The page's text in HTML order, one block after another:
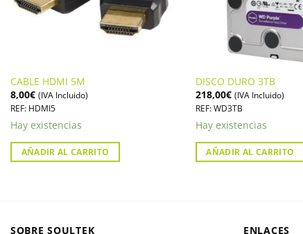
CABLE HDMI 5M
8,00€ (IVA Incluido)
REF: HDMI5
Hay existencias
AÑADIR AL CARRITO
DISCO DURO 3TB
218,00€ (IVA Incluido)
REF: WD3TB
Hay existencias
AÑADIR AL CARRITO
SOBRE SOULTEK ENLACES